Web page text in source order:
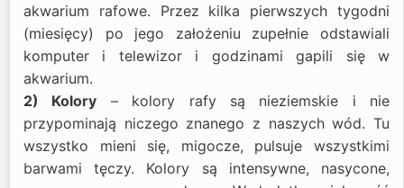
akwarium rafowe. Przez kilka pierwszych tygodni
(miesięcy) po jego założeniu zupełnie odstawiali
komputer i telewizor i godzinami gapili się w
akwarium.
2) Kolory – kolory rafy są nieziemskie i nie
przypominają niczego znanego z naszych wód. Tu
wszystko mieni się, migocze, pulsuje wszystkimi
barwami tęczy. Kolory są intensywne, nasycone,